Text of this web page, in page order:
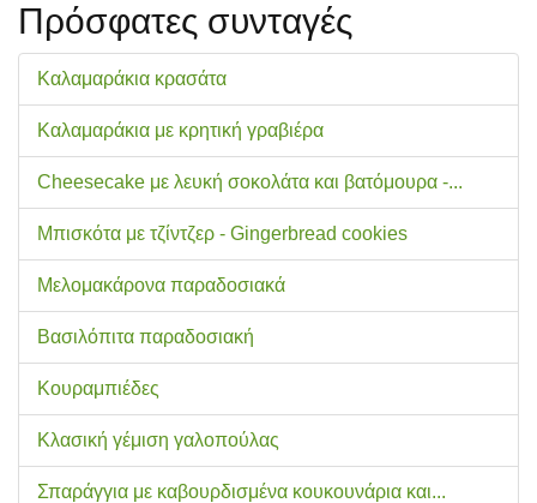
Πρόσφατες συνταγές
Καλαμαράκια κρασάτα
Καλαμαράκια με κρητική γραβιέρα
Cheesecake με λευκή σοκολάτα και βατόμουρα -...
Μπισκότα με τζίντζερ - Gingerbread cookies
Μελομακάρονα παραδοσιακά
Βασιλόπιτα παραδοσιακή
Κουραμπιέδες
Κλασική γέμιση γαλοπούλας
Σπαράγγια με καβουρδισμένα κουκουνάρια και...